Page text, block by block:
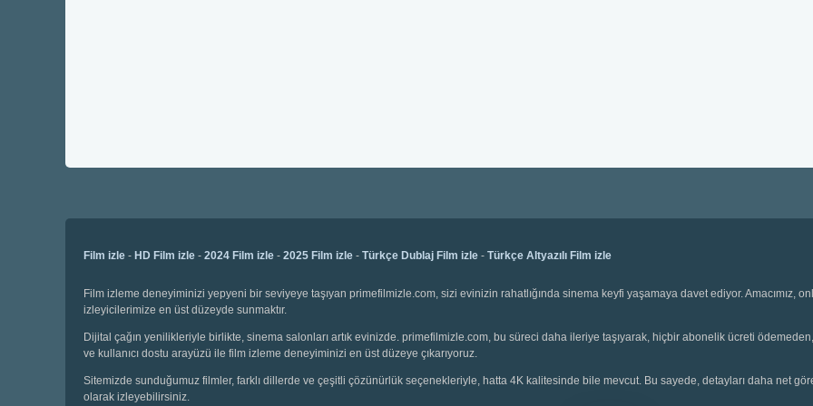
Film izle - HD Film izle - 2024 Film izle - 2025 Film izle - Türkçe Dublaj Film izle - Türkçe Altyazılı Film izle
Film izleme deneyiminizi yepyeni bir seviyeye taşıyan primefilmizle.com, sizi evinizin rahatlığında sinema keyfi yaşamaya davet ediyor. Amacımız,
izleyicilerimize en üst düzeyde sunmaktır.
Dijital çağın yenilikleriyle birlikte, sinema salonları artık evinizde. primefilmizle.com, bu süreci daha ileriye taşıyarak, hiçbir abonelik ücreti
ve kullanıcı dostu arayüzü ile film izleme deneyiminizi en üst düzeye çıkarıyoruz.
Sitemizde sunduğumuz filmler, farklı dillerde ve çeşitli çözünürlük seçenekleriyle, hatta 4K kalitesinde bile mevcut. Bu sayede, detayları daha net
olarak izleyebilirsiniz.